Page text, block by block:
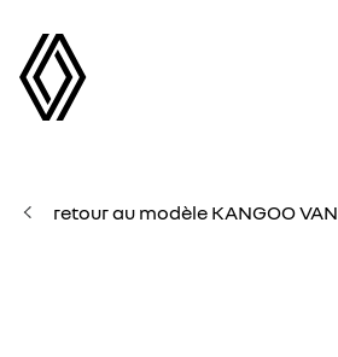
retour au modèle KANGOO VAN